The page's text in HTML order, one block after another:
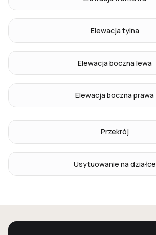
Elewacja tylna
Elewacja boczna lewa
Elewacja boczna prawa
Przekrój
Usytuowanie na działce